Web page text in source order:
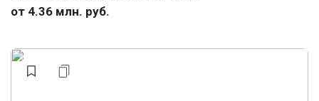
от 4.36 млн. руб.